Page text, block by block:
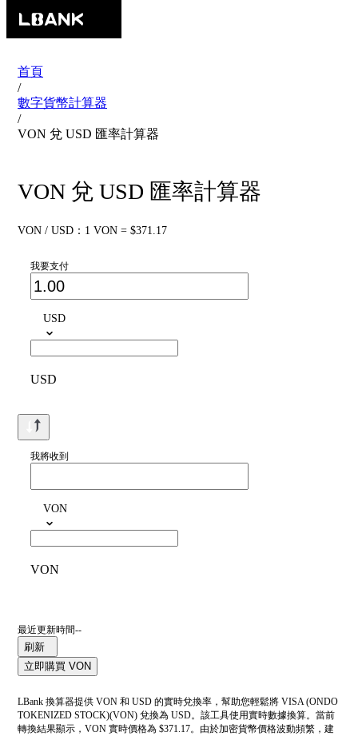
首頁
/
數字貨幣計算器
/
VON 兌 USD 匯率計算器
VON 兌 USD 匯率計算器
VON / USD：1 VON = $371.17
我要支付
USD
USD
我將收到
VON
VON
最近更新時間--
刷新
立即購買 VON
LBank 換算器提供 VON 和 USD 的實時兌換率，幫助您輕鬆將 VISA (ONDO
TOKENIZED STOCK)(VON) 兌換為 USD。該工具使用實時數據換算。當前
轉換結果顯示，VON 實時價格為 $371.17。由於加密貨幣價格波動頻繁，建